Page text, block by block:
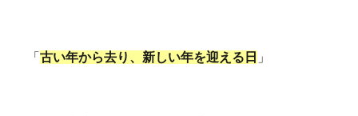
「古い年から去り、新しい年を迎える日 」